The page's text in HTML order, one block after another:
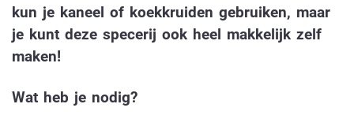
kun je kaneel of koekkruiden gebruiken, maar
je kunt deze specerij ook heel makkelijk zelf
maken!
Wat heb je nodig?